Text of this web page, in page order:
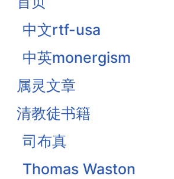
中文rtf-usa
中英monergism
属灵文章
清教徒书籍
司布真
Thomas Waston